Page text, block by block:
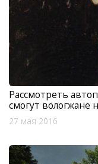
Рассмотреть
смогут вологжане
27 мая 2016